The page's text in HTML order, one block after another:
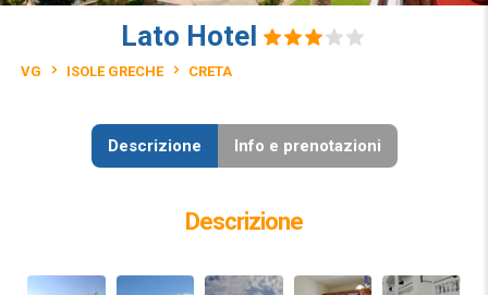
Lato Hotel
VG ISOLE GRECHE CRETA
Descrizione Info e prenotazioni
Descrizione